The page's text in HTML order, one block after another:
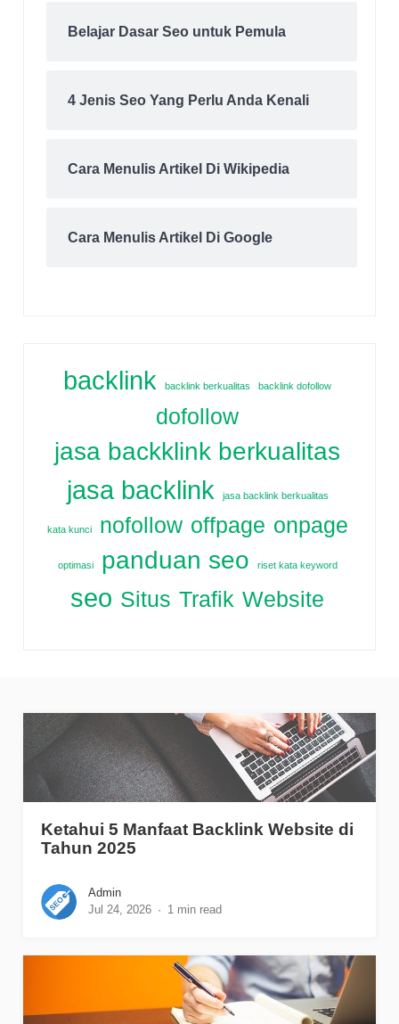
Belajar Dasar Seo untuk Pemula
4 Jenis Seo Yang Perlu Anda Kenali
Cara Menulis Artikel Di Wikipedia
Cara Menulis Artikel Di Google
backlink backlink berkualitas backlink dofollow
dofollow
jasa backklink berkualitas
jasa backlink jasa backlink berkualitas
kata kunci nofollow offpage onpage
optimasi panduan seo riset kata keyword
seo Situs Trafik Website
Ketahui 5 Manfaat Backlink Website di
Tahun 2025
Admin
Jul 24, 2026
1 min read